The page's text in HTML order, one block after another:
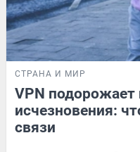
СТРАНА И МИР
VPN подорожает
исчезновения:
связи